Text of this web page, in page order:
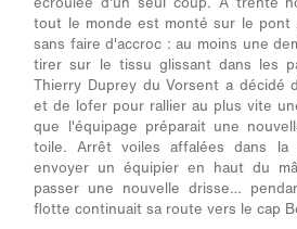
tout le monde est monté sur le pont
sans faire d'accroc : au moins une
tirer sur le tissu glissant dans les
Thierry Duprey du Vorsent a décidé
et de lofer pour rallier au plus vite
que l'équipage préparait une
toile. Arrêt voiles affalées dans
envoyer un équipier en haut du
passer une nouvelle drisse…
flotte continuait sa route vers le cap